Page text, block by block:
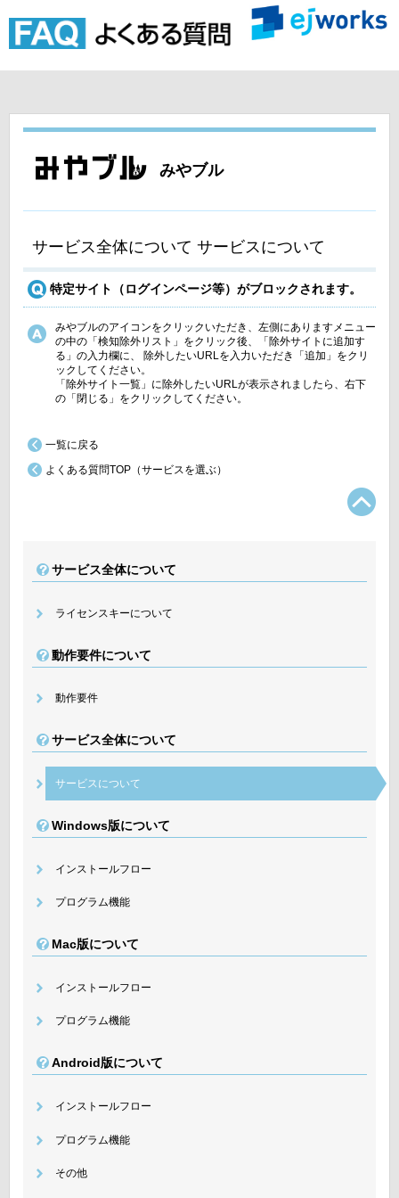
みやブル
サービス全体について サービスについて
特定サイト（ログインページ等）がブロックされます。
みやブルのアイコンをクリックいただき、左側にありますメニュー
の中の「検知除外リスト」をクリック後、「除外サイトに追加す
る」の入力欄に、 除外したいURLを入力いただき「追加」をクリ
ックしてください。
「除外サイト一覧」に除外したいURLが表示されましたら、右下
の「閉じる」をクリックしてください。
一覧に戻る
よくある質問TOP（サービスを選ぶ）
サービス全体について
ライセンスキーについて
動作要件について
動作要件
サービス全体について
サービスについて
Windows版について
インストールフロー
プログラム機能
Mac版について
インストールフロー
プログラム機能
Android版について
インストールフロー
プログラム機能
その他